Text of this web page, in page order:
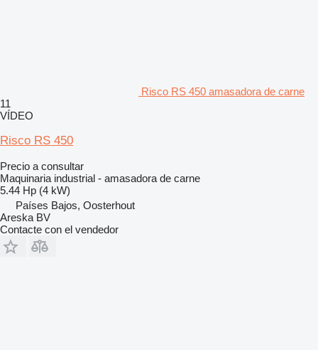
Risco RS 450 amasadora de carne
11
VÍDEO
Risco RS 450
Precio a consultar
Maquinaria industrial - amasadora de carne
5.44 Hp (4 kW)
Países Bajos, Oosterhout
Areska BV
Contacte con el vendedor